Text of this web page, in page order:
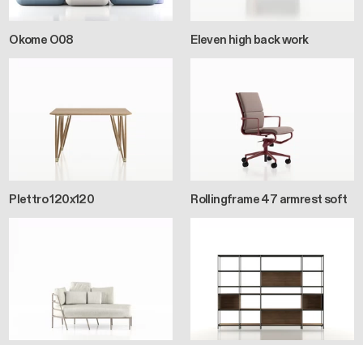
Okome O08 Eleven high back work
Plettro 120x120 Rollingframe 47 armrest soft